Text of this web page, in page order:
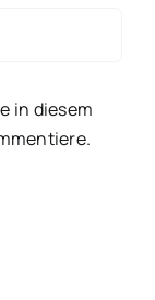
in diesem